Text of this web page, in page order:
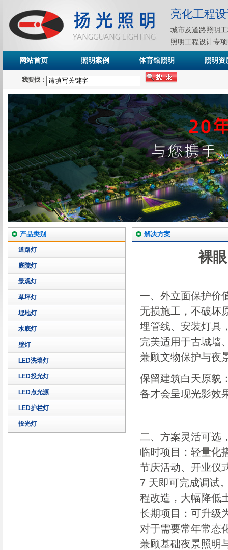
亮化工程
城市及道路照明
照明工程设计专
网站首页 照明案例 体育馆照明 照明资
我要找：
产品类别
道路灯
庭院灯
景观灯
草坪灯
埋地灯
水底灯
壁灯
LED洗墙灯
LED投光灯
LED点光源
LED护栏灯
投光灯
解决方案
裸
一、外立面保护价
无损施工，不破坏
埋管线、安装灯具
完美适用于古城墙
兼顾文物保护与夜
保留建筑白天原貌
备才会呈现光影效
二、方案灵活可选
临时项目：轻量化
节庆活动、开业仪
7 天即可完成调试
程改造，大幅降低
长期项目：可升级
对于需要常年常态
兼顾基础夜景照明